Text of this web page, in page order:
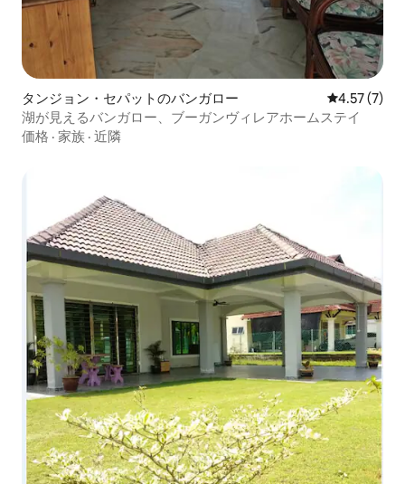
タンジョン・セパットのバンガロー レビュー7
4.57 (7)
湖が見えるバンガロー、ブーガンヴィレアホームステイ
価格 · 家族 · 近隣